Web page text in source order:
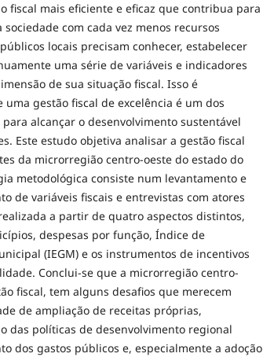
fiscal mais eficiente e eficaz que contribua para
com cada vez menos recursos
locais precisam conhecer, estabelecer
uma série de variáveis e indicadores
de sua situação fiscal. Isso é
gestão fiscal de excelência é um dos
alcançar o desenvolvimento sustentável
Este estudo objetiva analisar a gestão fiscal
da microrregião centro-oeste do estado do
metodológica consiste num levantamento e
de variáveis fiscais e entrevistas com atores
a partir de quatro aspectos distintos,
despesas por função, Índice de
(IEGM) e os instrumentos de incentivos
Conclui-se que a microrregião centro-
fiscal, tem alguns desafios que merecem
de ampliação de receitas próprias,
das políticas de desenvolvimento regional
dos gastos públicos e, especialmente a adoção